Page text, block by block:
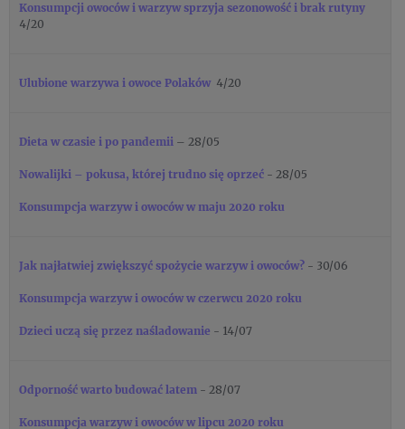
Konsumpcji owoców i warzyw sprzyja sezonowość i brak rutyny
4/20
Ulubione warzywa i owoce Polaków 4/20
Dieta w czasie i po pandemii – 28/05
Nowalijki – pokusa, której trudno się oprzeć - 28/05
Konsumpcja warzyw i owoców w maju 2020 roku
Jak najłatwiej zwiększyć spożycie warzyw i owoców? - 30/06
Konsumpcja warzyw i owoców w czerwcu 2020 roku
Dzieci uczą się przez naśladowanie - 14/07
Odporność warto budować latem - 28/07
Konsumpcja warzyw i owoców w lipcu 2020 roku